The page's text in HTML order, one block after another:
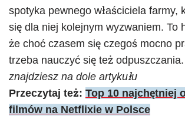
spotyka pewnego właściciela farmy,
się dla niej kolejnym wyzwaniem. To
że choć czasem się czegoś mocno
trzeba nauczyć się też
znajdziesz na dole artykułu
Przeczytaj też: Top 10 najchętniej
filmów na Netflixie w Polsce